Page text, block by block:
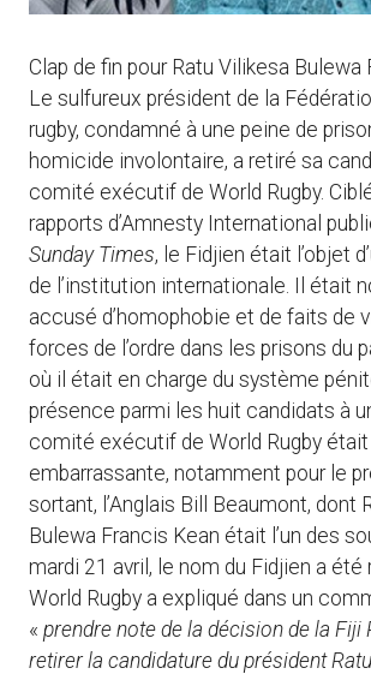
Clap de fin pour Ratu Vilikesa Bulewa
Le sulfureux président de la
rugby, condamné à une peine de
homicide involontaire, a retiré sa
comité exécutif de World Rugby.
rapports d’Amnesty International
Sunday Times, le Fidjien était l’objet
de l’institution internationale. Il était
accusé d’homophobie et de faits de
forces de l’ordre dans les prisons du
où il était en charge du système
présence parmi les huit candidats à
comité exécutif de World Rugby
embarrassante, notamment pour le
sortant, l’Anglais Bill Beaumont, dont
Bulewa Francis Kean était l’un des
mardi 21 avril, le nom du Fidjien a été
World Rugby a expliqué dans un
« prendre note de la décision de la Fiji
retirer la candidature du président